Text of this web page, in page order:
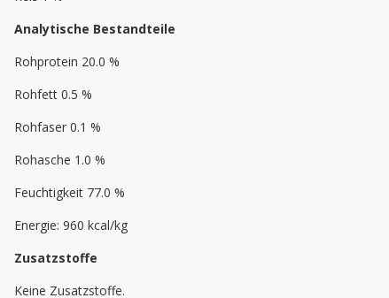
Analytische Bestandteile
Rohprotein 20.0 %
Rohfett 0.5 %
Rohfaser 0.1 %
Rohasche 1.0 %
Feuchtigkeit 77.0 %
Energie: 960 kcal/kg
Zusatzstoffe
Keine Zusatzstoffe.